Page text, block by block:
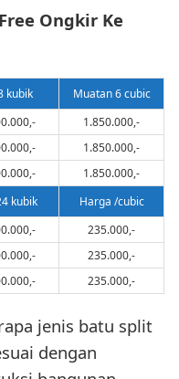
Ongkir Ke
kubik
Muatan 6 cubic
1.850.000,-
1.850.000,-
1.850.000,-
kubik
Harga /cubic
235.000,-
235.000,-
235.000,-
jenis batu split
dengan